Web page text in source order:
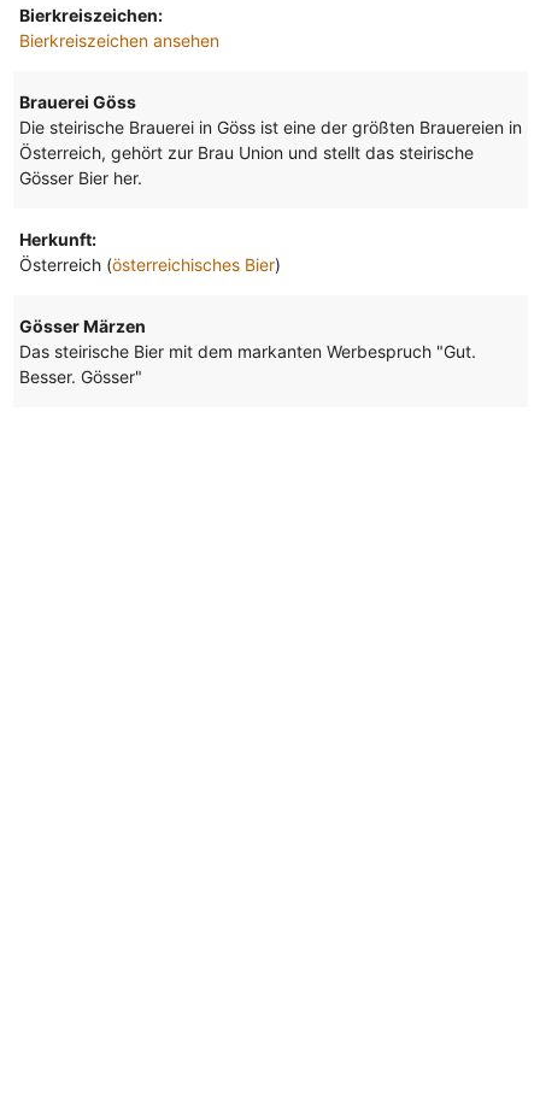
Bierkreiszeichen:
Bierkreiszeichen ansehen
Brauerei Göss
Die steirische Brauerei in Göss ist eine der größten Brauereien in
Österreich, gehört zur Brau Union und stellt das steirische
Gösser Bier her.
Herkunft:
Österreich (österreichisches Bier)
Gösser Märzen
Das steirische Bier mit dem markanten Werbespruch "Gut.
Besser. Gösser"